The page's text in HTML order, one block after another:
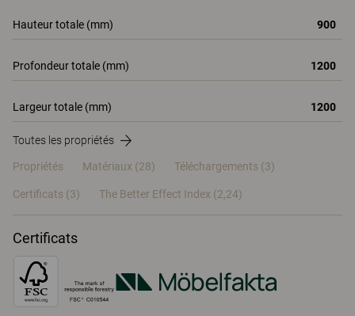
Hauteur totale (mm) 900
Profondeur totale (mm) 1200
Largeur totale (mm) 1200
Toutes les propriétés
Propriétés Matériaux (28) Téléchargements (3)
Certificats (3) The Better Effect Index (2,24)
Certificats